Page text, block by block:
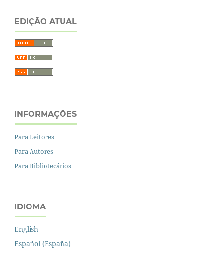
EDIÇÃO ATUAL
INFORMAÇÕES
Para Leitores
Para Autores
Para Bibliotecários
IDIOMA
English
Español (España)